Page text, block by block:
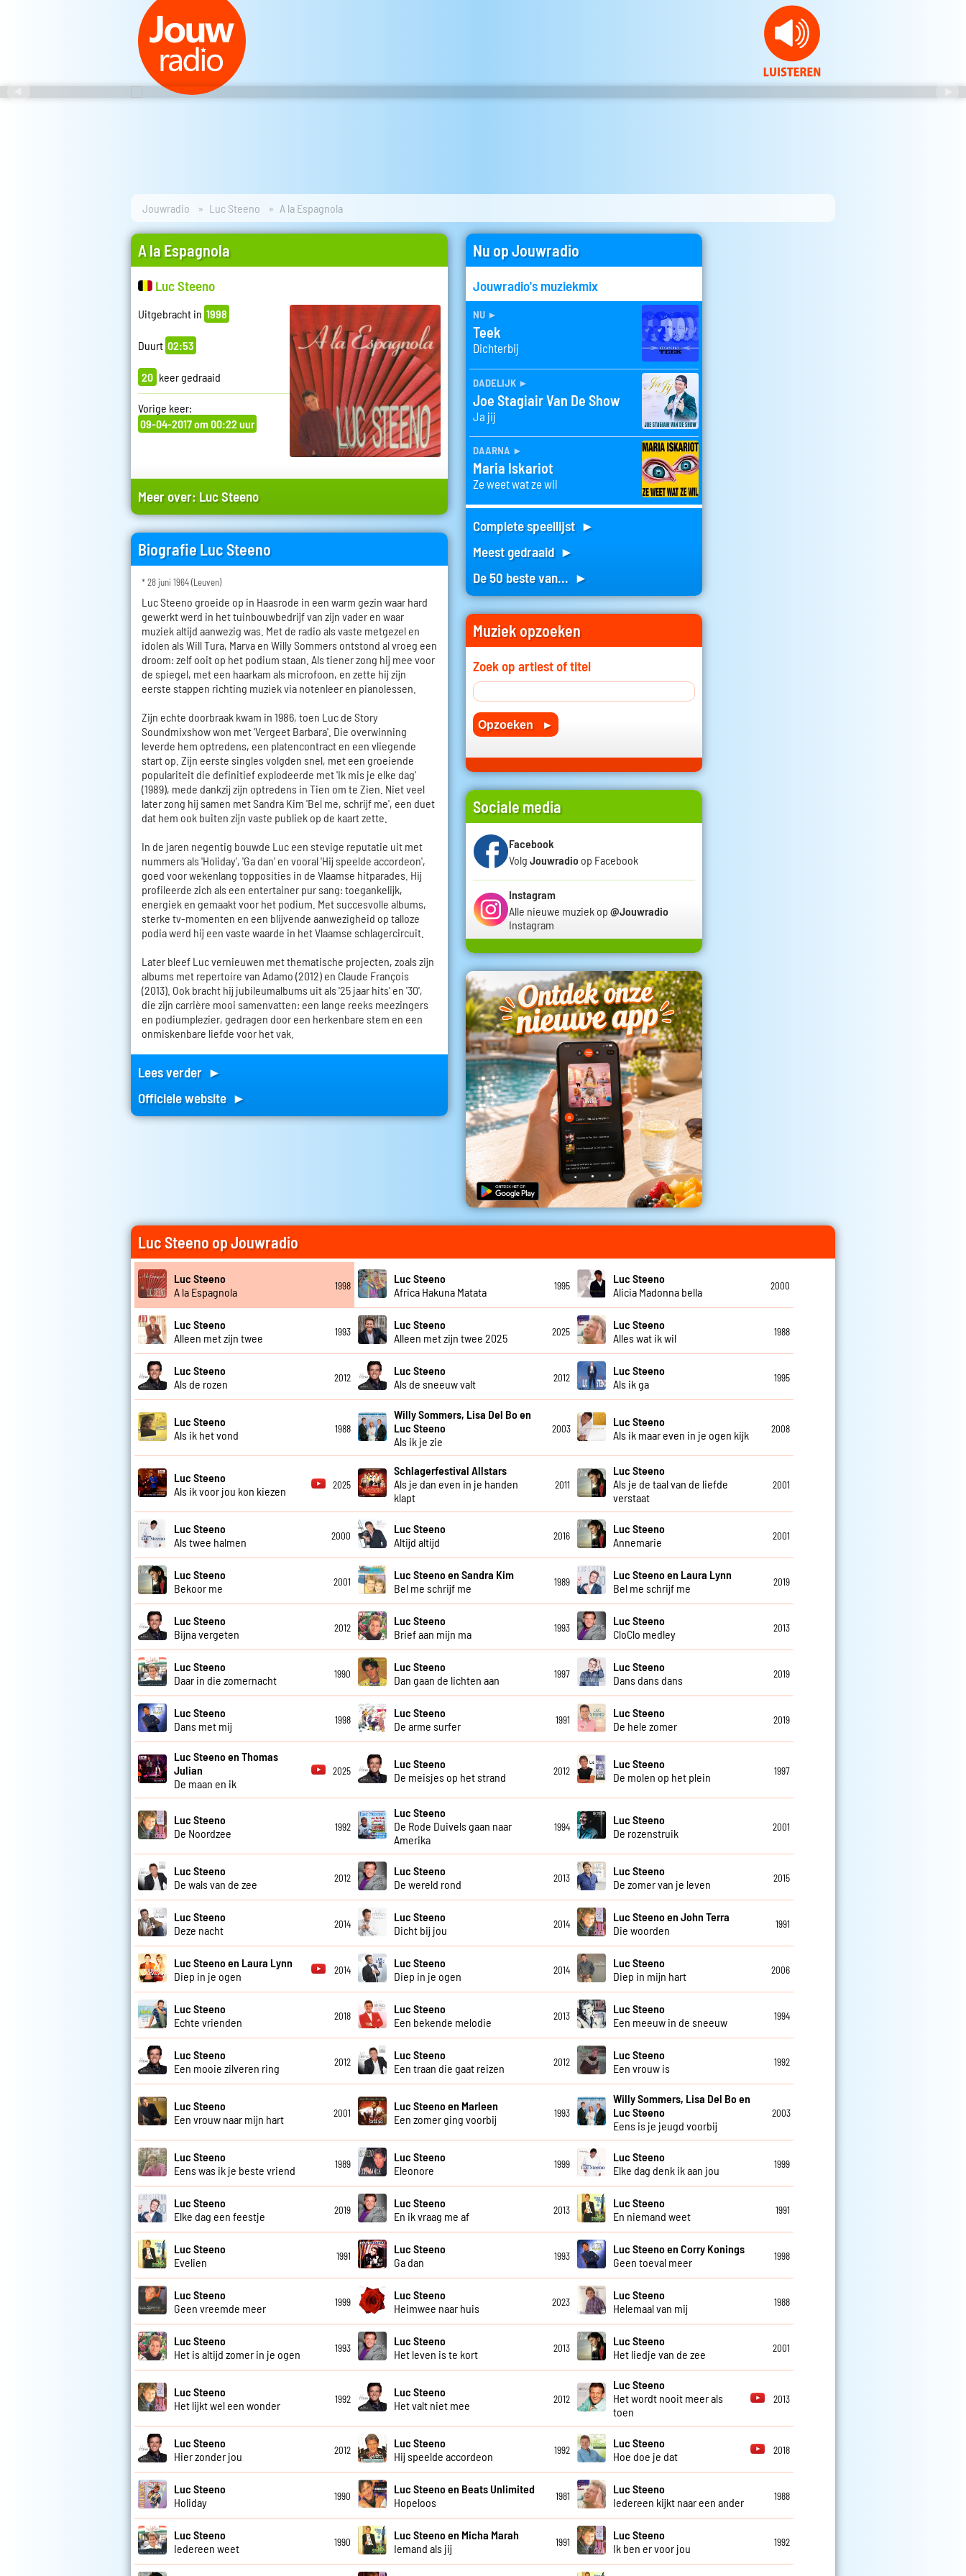
Jouwradio Luc Steeno A la Espagnola
A la Espagnola
Luc Steeno
Uitgebracht in 1998
Duurt 02:53
20 keer gedraaid
Vorige keer:
09-04-2017 om 00:22 uur
Meer over: Luc Steeno
Biografie Luc Steeno
* 28 juni 1964 (Leuven)
Luc Steeno groeide op in Haasrode in een warm gezin waar hard
gewerkt werd in het tuinbouwbedrijf van zijn vader en waar
muziek altijd aanwezig was. Met de radio als vaste metgezel en
idolen als Will Tura, Marva en Willy Sommers ontstond al vroeg een
droom: zelf ooit op het podium staan. Als tiener zong hij mee voor
de spiegel, met een haarkam als microfoon, en zette hij zijn
eerste stappen richting muziek via notenleer en pianolessen.
Zijn echte doorbraak kwam in 1986, toen Luc de Story
Soundmixshow won met 'Vergeet Barbara'. Die overwinning
leverde hem optredens, een platencontract en een vliegende
start op. Zijn eerste singles volgden snel, met een groeiende
populariteit die definitief explodeerde met 'Ik mis je elke dag'
(1989), mede dankzij zijn optredens in Tien om te Zien. Niet veel
later zong hij samen met Sandra Kim 'Bel me, schrijf me', een duet
dat hem ook buiten zijn vaste publiek op de kaart zette.
In de jaren negentig bouwde Luc een stevige reputatie uit met
nummers als 'Holiday', 'Ga dan' en vooral 'Hij speelde accordeon',
goed voor wekenlang topposities in de Vlaamse hitparades. Hij
profileerde zich als een entertainer pur sang: toegankelijk,
energiek en gemaakt voor het podium. Met succesvolle albums,
sterke tv-momenten en een blijvende aanwezigheid op talloze
podia werd hij een vaste waarde in het Vlaamse schlagercircuit.
Later bleef Luc vernieuwen met thematische projecten, zoals zijn
albums met repertoire van Adamo (2012) en Claude François
(2013). Ook bracht hij jubileumalbums uit als '25 jaar hits' en '30',
die zijn carrière mooi samenvatten: een lange reeks meezingers
en podiumplezier, gedragen door een herkenbare stem en een
onmiskenbare liefde voor het vak.
Lees verder ►
Officiele website ►
Nu op Jouwradio
Jouwradio's muziekmix
nu ►
Teek
Dichterbij
dadelijk ►
Joe Stagiair Van De Show
Ja jij
daarna ►
Maria Iskariot
Ze weet wat ze wil
Complete speellijst ►
Meest gedraaid ►
De 50 beste van... ►
Muziek opzoeken
Zoek op artiest of titel
Sociale media
Facebook
Volg Jouwradio op Facebook
Instagram
Alle nieuwe muziek op @Jouwradio
Instagram
Luc Steeno op Jouwradio
Luc Steeno
A la Espagnola
1998
Luc Steeno
Africa Hakuna Matata
1995
Luc Steeno
Alicia Madonna bella
2000
Luc Steeno
Alleen met zijn twee
1993
Luc Steeno
Alleen met zijn twee 2025
2025
Luc Steeno
Alles wat ik wil
1988
Luc Steeno
Als de rozen
2012
Luc Steeno
Als de sneeuw valt
2012
Luc Steeno
Als ik ga
1995
Luc Steeno
Als ik het vond
1988
Willy Sommers, Lisa Del Bo en
Luc Steeno
Als ik je zie
2003
Luc Steeno
Als ik maar even in je ogen kijk
2008
Luc Steeno
Als ik voor jou kon kiezen
2025
Schlagerfestival Allstars
Als je dan even in je handen
klapt
2011
Luc Steeno
Als je de taal van de liefde
verstaat
2001
Luc Steeno
Als twee halmen
2000
Luc Steeno
Altijd altijd
2016
Luc Steeno
Annemarie
2001
Luc Steeno
Bekoor me
2001
Luc Steeno en Sandra Kim
Bel me schrijf me
1989
Luc Steeno en Laura Lynn
Bel me schrijf me
2019
Luc Steeno
Bijna vergeten
2012
Luc Steeno
Brief aan mijn ma
1993
Luc Steeno
CloClo medley
2013
Luc Steeno
Daar in die zomernacht
1990
Luc Steeno
Dan gaan de lichten aan
1997
Luc Steeno
Dans dans dans
2019
Luc Steeno
Dans met mij
1998
Luc Steeno
De arme surfer
1991
Luc Steeno
De hele zomer
2019
Luc Steeno en Thomas
Julian
De maan en ik
2025
Luc Steeno
De meisjes op het strand
2012
Luc Steeno
De molen op het plein
1997
Luc Steeno
De Noordzee
1992
Luc Steeno
De Rode Duivels gaan naar
Amerika
1994
Luc Steeno
De rozenstruik
2001
Luc Steeno
De wals van de zee
2012
Luc Steeno
De wereld rond
2013
Luc Steeno
De zomer van je leven
2015
Luc Steeno
Deze nacht
2014
Luc Steeno
Dicht bij jou
2014
Luc Steeno en John Terra
Die woorden
1991
Luc Steeno en Laura Lynn
Diep in je ogen
2014
Luc Steeno
Diep in je ogen
2014
Luc Steeno
Diep in mijn hart
2006
Luc Steeno
Echte vrienden
2018
Luc Steeno
Een bekende melodie
2013
Luc Steeno
Een meeuw in de sneeuw
1994
Luc Steeno
Een mooie zilveren ring
2012
Luc Steeno
Een traan die gaat reizen
2012
Luc Steeno
Een vrouw is
1992
Luc Steeno
Een vrouw naar mijn hart
2001
Luc Steeno en Marleen
Een zomer ging voorbij
1993
Willy Sommers, Lisa Del Bo en
Luc Steeno
Eens is je jeugd voorbij
2003
Luc Steeno
Eens was ik je beste vriend
1989
Luc Steeno
Eleonore
1999
Luc Steeno
Elke dag denk ik aan jou
1999
Luc Steeno
Elke dag een feestje
2019
Luc Steeno
En ik vraag me af
2013
Luc Steeno
En niemand weet
1991
Luc Steeno
Evelien
1991
Luc Steeno
Ga dan
1993
Luc Steeno en Corry Konings
Geen toeval meer
1998
Luc Steeno
Geen vreemde meer
1999
Luc Steeno
Heimwee naar huis
2023
Luc Steeno
Helemaal van mij
1988
Luc Steeno
Het is altijd zomer in je ogen
1993
Luc Steeno
Het leven is te kort
2013
Luc Steeno
Het liedje van de zee
2001
Luc Steeno
Het lijkt wel een wonder
1992
Luc Steeno
Het valt niet mee
2012
Luc Steeno
Het wordt nooit meer als
toen
2013
Luc Steeno
Hier zonder jou
2012
Luc Steeno
Hij speelde accordeon
1992
Luc Steeno
Hoe doe je dat
2018
Luc Steeno
Holiday
1990
Luc Steeno en Beats Unlimited
Hopeloos
1981
Luc Steeno
Iedereen kijkt naar een ander
1988
Luc Steeno
Iedereen weet
1990
Luc Steeno en Micha Marah
Iemand als jij
1991
Luc Steeno
Ik ben er voor jou
1992